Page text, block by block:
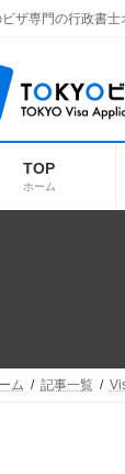
ザ専門の行政書士
TOP
ホーム
ム 記事一覧